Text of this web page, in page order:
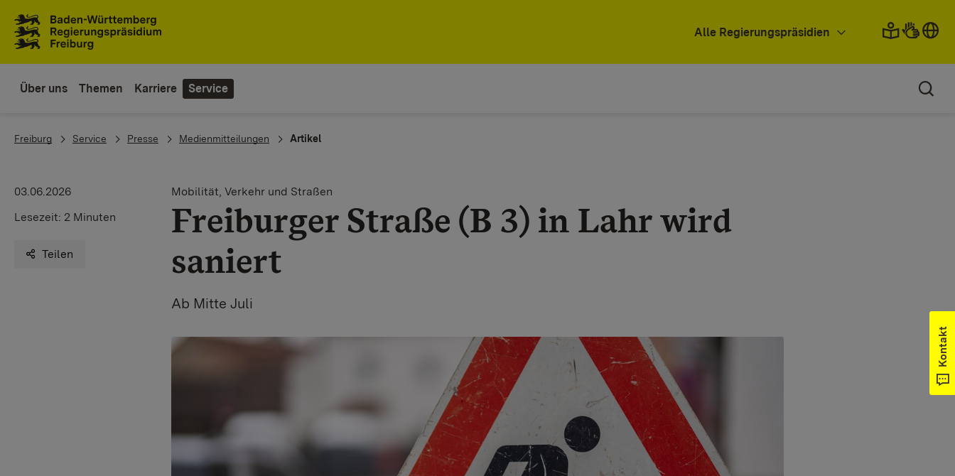
Alle Regierungspräsidien
Über uns Themen Karriere Service
You are here:
Freiburg Service Presse Medienmitteilungen Artikel
03.06.2026
Lesezeit: 2 Minuten
Teilen
Mobilität, Verkehr und Straßen
Freiburger Straße (B 3) in Lahr wird
saniert
Ab Mitte Juli
Kontakt